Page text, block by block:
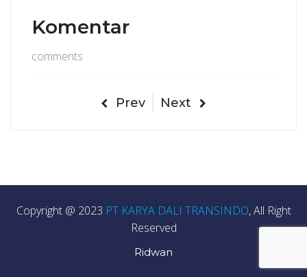
Komentar
comments
Prev Next
Copyright @ 2023 PT KARYA DALI TRANSINDO, All Right
Reserved
Ridwan